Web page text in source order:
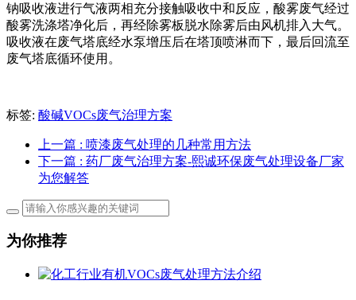
钠吸收液进行气液两相充分接触吸收中和反应，酸雾废气经过
酸雾洗涤塔净化后，再经除雾板脱水除雾后由风机排入大气。
吸收液在废气塔底经水泵增压后在塔顶喷淋而下，最后回流至
废气塔底循环使用。
标签: 酸碱VOCs废气治理方案
上一篇 : 喷漆废气处理的几种常用方法
下一篇 : 药厂废气治理方案-熙诚环保废气处理设备厂家
为您解答
为你推荐